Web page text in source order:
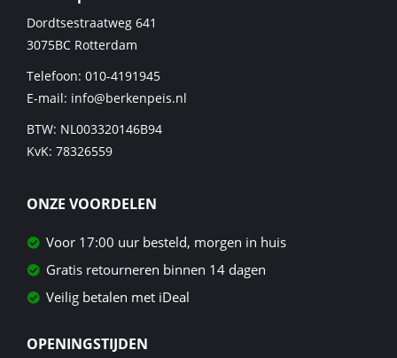
Dordtsestraatweg 641
3075BC Rotterdam
Telefoon: 010-4191945
E-mail: info@berkenpeis.nl
BTW: NL003320146B94
KvK: 78326559
ONZE VOORDELEN
Voor 17:00 uur besteld, morgen in huis
Gratis retourneren binnen 14 dagen
Veilig betalen met iDeal
OPENINGSTIJDEN